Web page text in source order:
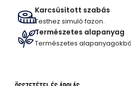
Karcsúsított szabás
Testhez simuló fazon.
Természetes alapanyag
Természetes